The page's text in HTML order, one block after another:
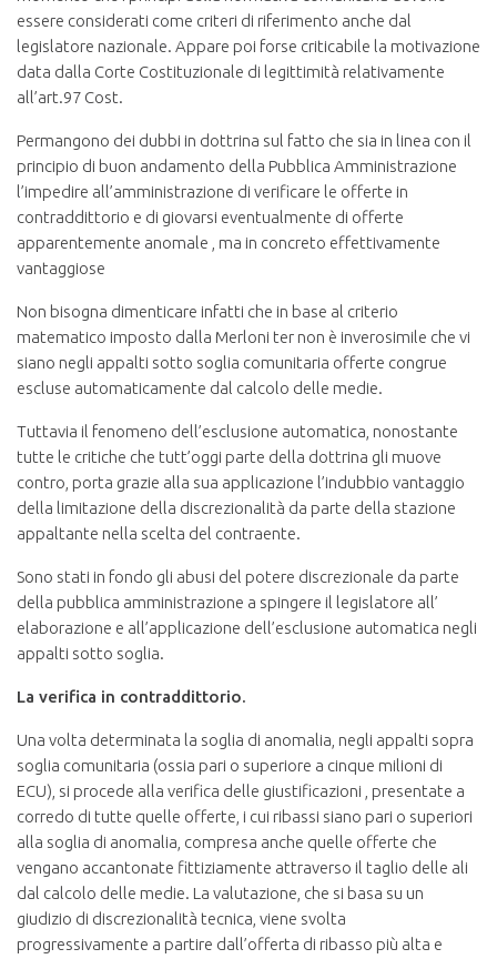
essere considerati come criteri di riferimento anche dal
legislatore nazionale. Appare poi forse criticabile la motivazione
data dalla Corte Costituzionale di legittimità relativamente
all’art.97 Cost.
Permangono dei dubbi in dottrina sul fatto che sia in linea con il
principio di buon andamento della Pubblica Amministrazione
l’impedire all’amministrazione di verificare le offerte in
contraddittorio e di giovarsi eventualmente di offerte
apparentemente anomale , ma in concreto effettivamente
vantaggiose
Non bisogna dimenticare infatti che in base al criterio
matematico imposto dalla Merloni ter non è inverosimile che vi
siano negli appalti sotto soglia comunitaria offerte congrue
escluse automaticamente dal calcolo delle medie.
Tuttavia il fenomeno dell’esclusione automatica, nonostante
tutte le critiche che tutt’oggi parte della dottrina gli muove
contro, porta grazie alla sua applicazione l’indubbio vantaggio
della limitazione della discrezionalità da parte della stazione
appaltante nella scelta del contraente.
Sono stati in fondo gli abusi del potere discrezionale da parte
della pubblica amministrazione a spingere il legislatore all’
elaborazione e all’applicazione dell’esclusione automatica negli
appalti sotto soglia.
La verifica in contraddittorio.
Una volta determinata la soglia di anomalia, negli appalti sopra
soglia comunitaria (ossia pari o superiore a cinque milioni di
ECU), si procede alla verifica delle giustificazioni , presentate a
corredo di tutte quelle offerte, i cui ribassi siano pari o superiori
alla soglia di anomalia, compresa anche quelle offerte che
vengano accantonate fittiziamente attraverso il taglio delle ali
dal calcolo delle medie. La valutazione, che si basa su un
giudizio di discrezionalità tecnica, viene svolta
progressivamente a partire dall’offerta di ribasso più alta e